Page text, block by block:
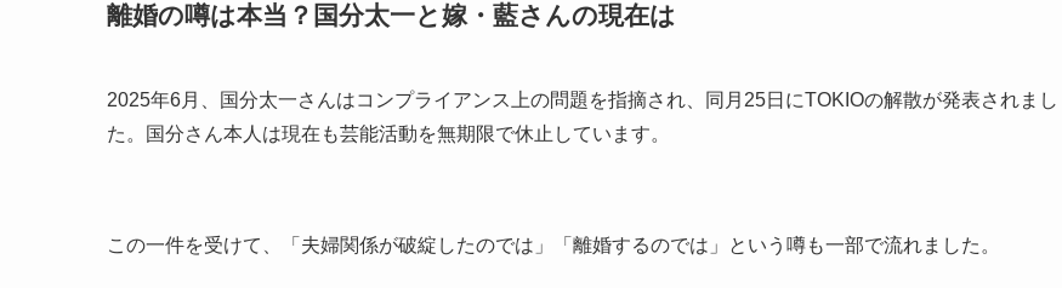
離婚の噂は本当？国分太一と嫁・藍さんの現在は
2025年6月、国分太一さんはコンプライアンス上の問題を指摘され、同月25日にTOKIOの解散が発表されまし
た。国分さん本人は現在も芸能活動を無期限で休止しています。
この一件を受けて、「夫婦関係が破綻したのでは」「離婚するのでは」という噂も一部で流れました。